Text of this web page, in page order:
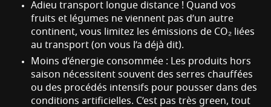
Adieu transport longue distance ! Quand vos
fruits et légumes ne viennent pas d’un autre
continent, vous limitez les émissions de CO₂ liées
au transport (on vous l’a déjà dit).
Moins d’énergie consommée : Les produits hors
saison nécessitent souvent des serres chauffées
ou des procédés intensifs pour pousser dans des
conditions artificielles. C’est pas très green, tout